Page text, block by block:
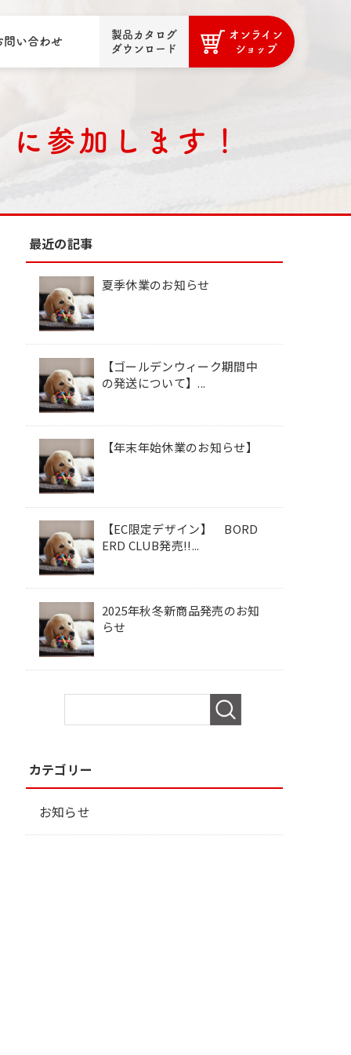
問い合わせ
製品カタログ
ダウンロード
オンライン
ショップ
参加します！
最近の記事
夏季休業のお知らせ
【ゴールデンウィーク期間中
の発送について】...
【年末年始休業のお知らせ】
【EC限定デザイン】 BORD
ERD CLUB発売!!...
2025年秋冬新商品発売のお知
らせ
カテゴリー
お知らせ